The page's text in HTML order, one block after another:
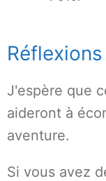
J'espère que
aideront à
aventure.
Si vous avez